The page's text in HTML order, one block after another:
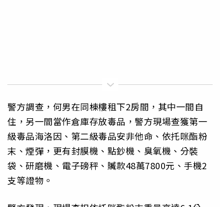
警方調查，何男在同棟樓租下2房間，其中一間自
住，另一間當作倉庫存放毒品，警方現場查獲第一
級毒品海洛因、第二級毒品安非他命、依托咪酯粉
末、煙彈，更有封膜機、點鈔機、臭氧機、分裝
袋、研磨機、電子磅秤、贓款48萬7800元、手機2
支等證物。